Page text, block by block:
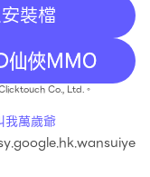
裝檔
Co., Ltd.。
我萬歲爺